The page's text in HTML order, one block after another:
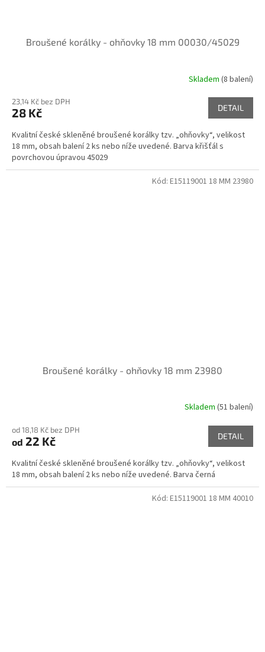
Broušené korálky - ohňovky 18 mm 00030/45029
Skladem (8 balení)
23,14 Kč bez DPH
28 Kč DETAIL
Kvalitní české skleněné broušené korálky tzv. „ohňovky“, velikost
18 mm, obsah balení 2 ks nebo níže uvedené. Barva křišťál s
povrchovou úpravou 45029
Broušené korálky - ohňovky 18 mm 23980
Skladem (51 balení)
od 18,18 Kč bez DPH
od 22 Kč DETAIL
Kvalitní české skleněné broušené korálky tzv. „ohňovky“, velikost
18 mm, obsah balení 2 ks nebo níže uvedené. Barva černá
Kód: E15119001 18 MM 23980
Kód: E15119001 18 MM 40010